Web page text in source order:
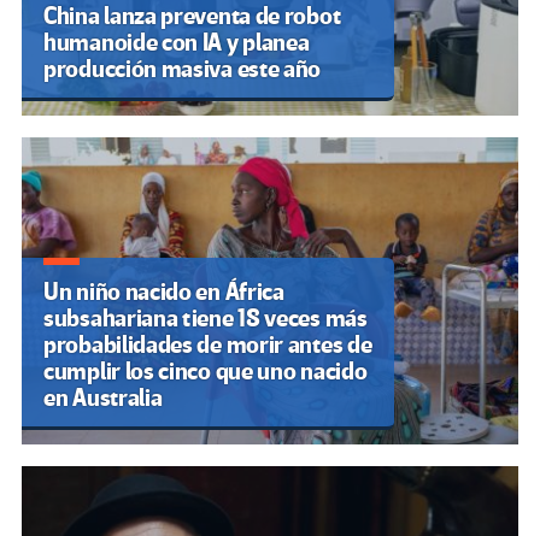
China lanza preventa de robot
humanoide con IA y planea
producción masiva este año
Un niño nacido en África
subsahariana tiene 18 veces más
probabilidades de morir antes de
cumplir los cinco que uno nacido
en Australia